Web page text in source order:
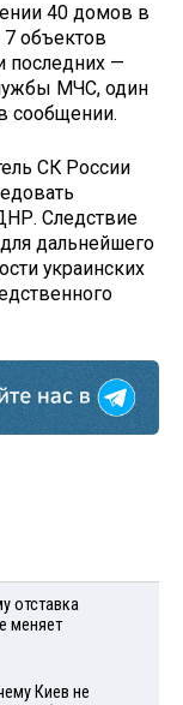
40 домов в
объектов
последних —
МЧС, один
сообщении.
СК России
Следствие
дальнейшего
украинских
отставка
меняет
Киев не